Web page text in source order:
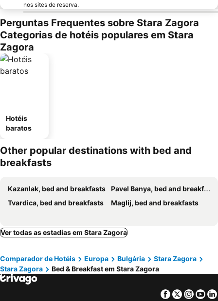
nos sites de reserva.
Perguntas Frequentes sobre Stara Zagora
Categorias de hotéis populares em Stara
Zagora
Hotéis
baratos
Other popular destinations with bed and
breakfasts
Kazanlak, bed and breakfasts
Pavel Banya, bed and breakfasts
Tvardica, bed and breakfasts
Maglij, bed and breakfasts
Ver todas as estadias em Stara Zagora
Comparador de Hotéis Europa Bulgária
Stara Zagora
Stara Zagora
Bed & Breakfast em Stara Zagora
Facebook
Twitter